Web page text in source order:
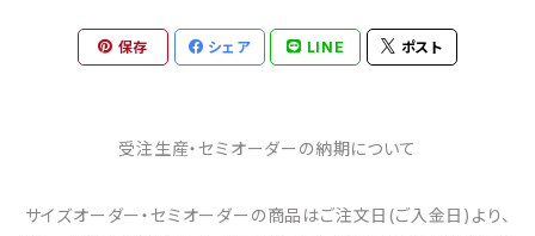
保存 シェア LINE ポスト
受注生産・セミオーダーの納期について
サイズオーダー・セミオーダーの商品はご注文日(ご入金日)より、